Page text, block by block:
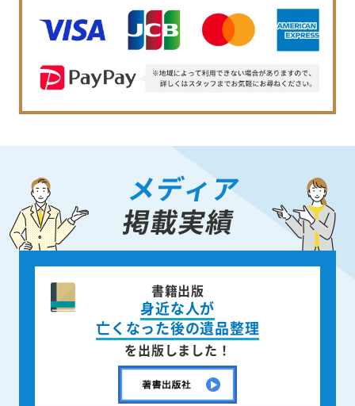
メディア
掲載実績
書籍出版
身近な人が
亡くなった後の遺品整理
を出版しました！